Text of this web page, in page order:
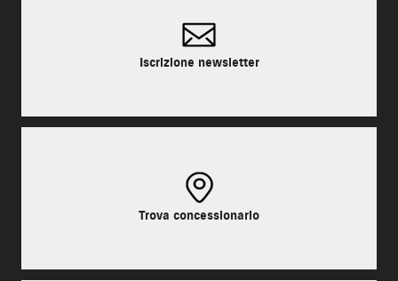
Iscrizione newsletter
Trova concessionario